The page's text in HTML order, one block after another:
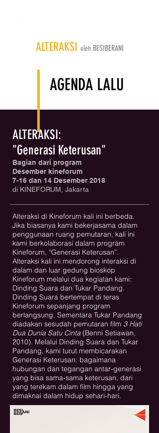
ALTERAKSI oleh BESIBERANI
AGENDA LALU
ALTERAKSI:
"Generasi Keterusan"
Bagian dari program
Desember kineforum
7-16 dan 14 Desember 2018
di KINEFORUM, Jakarta
Alteraksi di Kineforum kali ini berbeda.
Jika biasanya kami bekerjasama dalam
penggunaan ruang pemutaran, kali ini
kami berkolaborasi dalam program
Kineforum, “Generasi Keterusan”.
Alteraksi kali ini mendorong interaksi di
dalam dan luar gedung bioskop
Kineforum melalui dua kegiatan kami:
Dinding Suara dan Tukar Pandang.
Dinding Suara bertempat di teras
Kineforum sepanjang program
berlangsung. Sementara Tukar Pandang
diadakan sesudah pemutaran film 3 Hati
Dua Dunia Satu Cinta (Benni Setiawan,
2010). Melalui Dinding Suara dan Tukar
Pandang, kami turut membicarakan
Generasi Keterusan: bagaimana
hubungan dan tegangan antar-generasi
yang bisa sama-sama keterusan, dari
yang terekam dalam film hingga yang
dimaknai dalam hidup sehari-hari.